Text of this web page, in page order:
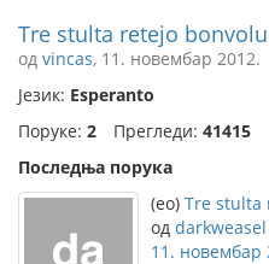
Tre stulta retejo
од vincas, 11. новембар 2012.
Језик: Esperanto
Поруке: 2 Прегледи: 41415
Последња порука
(eo) Tre stulta
од darkweasel
11. новембар